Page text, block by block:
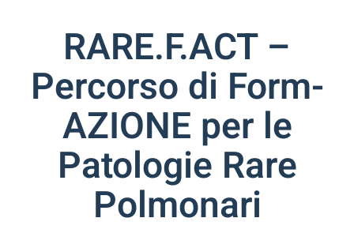
RARE.F.ACT –
Percorso di Form-
AZIONE per le
Patologie Rare
Polmonari